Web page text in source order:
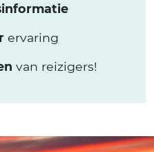
ervaring
van reizigers!